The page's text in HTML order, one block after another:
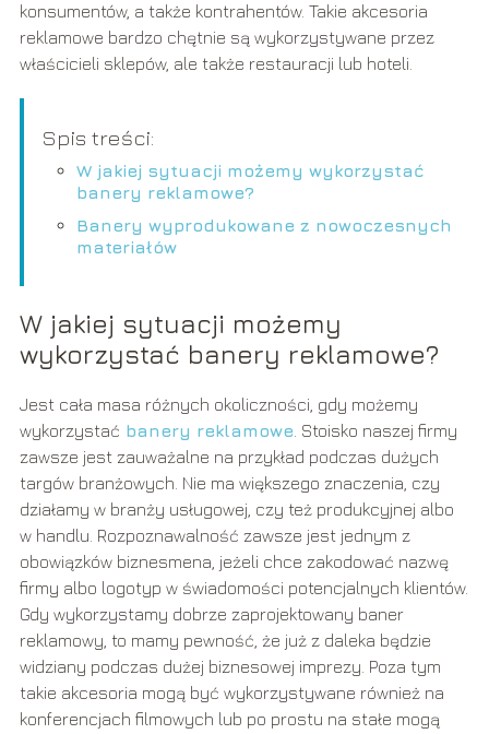
konsumentów, a także kontrahentów. Takie akcesoria
reklamowe bardzo chętnie są wykorzystywane przez
właścicieli sklepów, ale także restauracji lub hoteli.
Spis treści:
W jakiej sytuacji możemy wykorzystać
banery reklamowe?
Banery wyprodukowane z nowoczesnych
materiałów
W jakiej sytuacji możemy
wykorzystać banery reklamowe?
Jest cała masa różnych okoliczności, gdy możemy
wykorzystać banery reklamowe . Stoisko naszej firmy
zawsze jest zauważalne na przykład podczas dużych
targów branżowych. Nie ma większego znaczenia, czy
działamy w branży usługowej, czy też produkcyjnej albo
w handlu. Rozpoznawalność zawsze jest jednym z
obowiązków biznesmena, jeżeli chce zakodować nazwę
firmy albo logotyp w świadomości potencjalnych klientów.
Gdy wykorzystamy dobrze zaprojektowany baner
reklamowy, to mamy pewność, że już z daleka będzie
widziany podczas dużej biznesowej imprezy. Poza tym
takie akcesoria mogą być wykorzystywane również na
konferencjach filmowych lub po prostu na stałe mogą